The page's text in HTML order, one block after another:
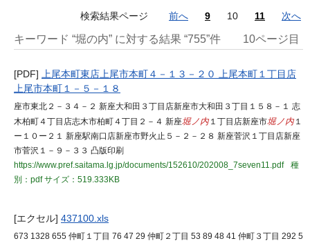
検索結果ページ 前へ 9 10 11 次へ
キーワード “堀の内” に対する結果 “755”件 10ページ目
[PDF]
上尾本町東店上尾市本町４－１３－２０ 上尾本町１丁目店
上尾市本町１－５－１８
座市東北２－３４－２ 新座大和田３丁目店新座市大和田３丁目１５８－１ 志
木柏町４丁目店志木市柏町４丁目２－４ 新座堀ノ内１丁目店新座市堀ノ内１
ー１０ー２１ 新座駅南口店新座市野火止５－２－２８ 新座菅沢１丁目店新座
市菅沢１－９－３３ 凸版印刷
https://www.pref.saitama.lg.jp/documents/152610/202008_7seven11.pdf
種
別：pdfサイズ：519.333KB
[エクセル] 437100.xls
673 1328 655 仲町１丁目 76 47 29 仲町２丁目 53 89 48 41 仲町３丁目 292 5